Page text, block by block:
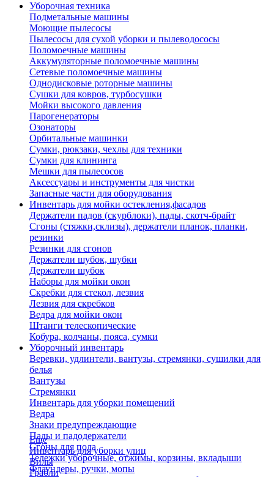
Уборочная техника
Подметальные машины
Моющие пылесосы
Пылесосы для сухой уборки и пылеводососы
Поломоечные машины
Аккумуляторные поломоечные машины
Сетевые поломоечные машины
Однодисковые роторные машины
Сушки для ковров, турбосушки
Мойки высокого давления
Парогенераторы
Озонаторы
Орбитальные машинки
Сумки, рюкзаки, чехлы для техники
Сумки для клининга
Мешки для пылесосов
Аксессуары и инструменты для чистки
Запасные части для оборудования
Инвентарь для мойки остекления,фасадов
Держатели падов (скурблоки), пады, скотч-брайт
Сгоны (стяжки,склизы), держатели планок, планки,
резинки
Резинки для сгонов
Держатели шубок, шубки
Держатели шубок
Наборы для мойки окон
Скребки для стекол, лезвия
Лезвия для скребков
Ведра для мойки окон
Штанги телескопические
Кобура, колчаны, пояса, сумки
Уборочный инвентарь
Веревки, удлинтели, вантузы, стремянки, сушилки для
белья
Вантузы
Стремянки
Инвентарь для уборки помещений
Ведра
Знаки предупреждающие
Пады и падодержатели
Сгоны для пола
Тележки уборочные, отжимы, корзины, вкладыши
Флаундеры, ручки, мопы
Еще
Инвентарь для уборки улиц
Вилы
Грабли